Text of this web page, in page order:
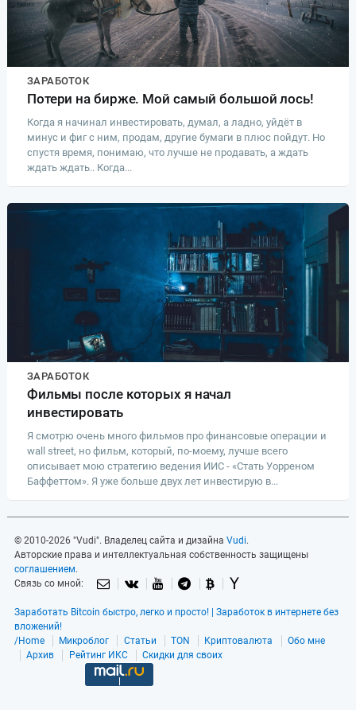
ЗАРАБОТОК
Потери на бирже. Мой самый большой лось!
Когда я начинал инвестировать, думал, а ладно, уйдёт в
минус и фиг с ним, продам, другие бумаги в плюс пойдут. Но
спустя время, понимаю, что лучше не продавать, а ждать
ждать ждать.. Когда...
ЗАРАБОТОК
Фильмы после которых я начал
инвестировать
Я смотрю очень много фильмов про финансовые операции и
wall street, но фильм, который, по-моему, лучше всего
описывает мою стратегию ведения ИИС - «Стать Уорреном
Баффеттом». Я уже больше двух лет инвестирую в...
© 2010-2026 "Vudi". Владелец сайта и дизайна Vudi.
Авторские права и интеллектуальная собственность защищены
соглашением.
Связь со мной:
Заработать Bitcoin быстро, легко и просто! | Заработок в интернете без
вложений!
/Home
Микроблог Статьи TON Криптовалюта
Обо мне
Архив
Рейтинг ИКС Скидки для своих